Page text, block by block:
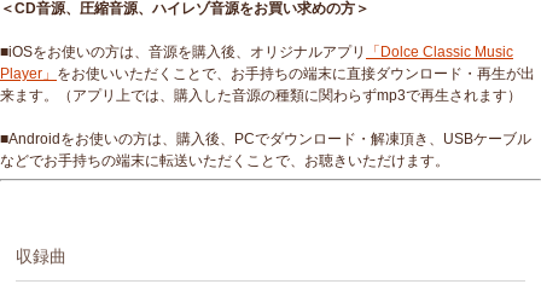
＜CD音源、圧縮音源、ハイレゾ音源をお買い求めの方＞
■iOSをお使いの方は、音源を購入後、オリジナルアプリ
「Dolce Classic Music
Player」 をお使いいただくことで、お手持ちの端末に直接ダウンロード・再生が出
来ます。（アプリ上では、購入した音源の種類に関わらずmp3で再生されます）
■Androidをお使いの方は、購入後、PCでダウンロード・解凍頂き、USBケーブル
などでお手持ちの端末に転送いただくことで、お聴きいただけます。
収録曲